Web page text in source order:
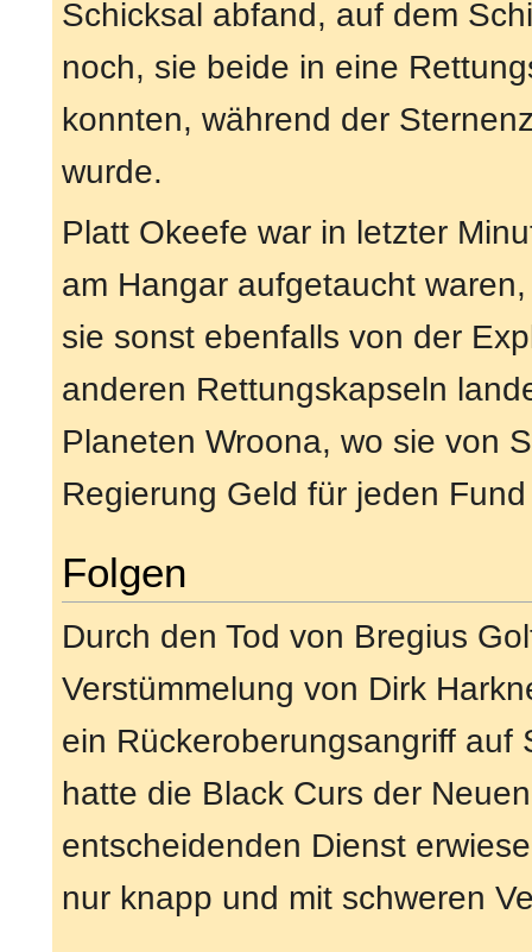
Schicksal abfand, auf dem
noch, sie beide in eine
konnten, während der
wurde.
Platt Okeefe war in letzter
am Hangar aufgetaucht
sie sonst ebenfalls von der
anderen Rettungskapseln
Planeten Wroona, wo sie von
Regierung Geld für jeden
Folgen
Durch den Tod von Bregius
Verstümmelung von Dirk
ein Rückeroberungsangriff auf
hatte die Black Curs der
entscheidenden Dienst
nur knapp und mit schweren